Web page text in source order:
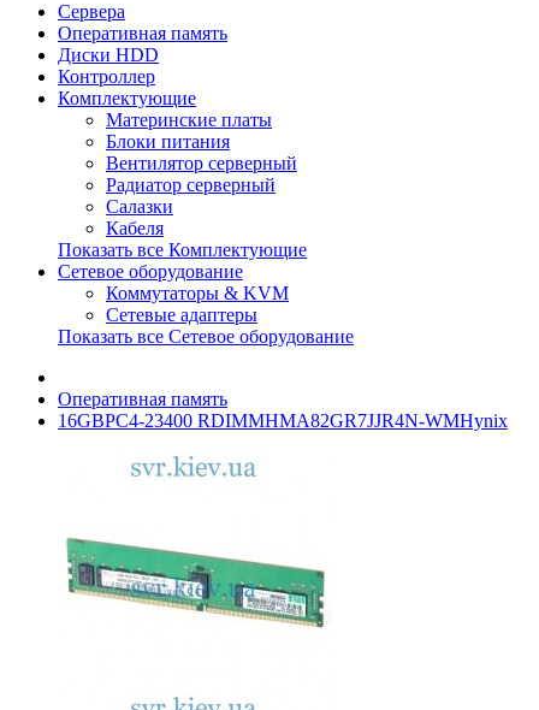
Сервера
Оперативная память
Диски HDD
Контроллер
Комплектующие
Материнские платы
Блоки питания
Вентилятор серверный
Радиатор серверный
Салазки
Кабеля
Показать все Комплектующие
Сетевое оборудование
Коммутаторы & KVM
Сетевые адаптеры
Показать все Сетевое оборудование
Оперативная память
16GBPC4-23400 RDIMMHMA82GR7JJR4N-WMHynix